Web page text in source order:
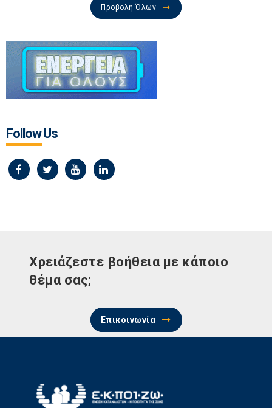
Προβολή Όλων
Follow Us
Χρειάζεστε βοήθεια με κάποιο
θέμα σας;
Επικοινωνία